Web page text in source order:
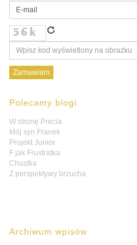
Polecamy blogi
W stronę Precla
Mój syn Franek
Projekt Junior
F jak Frustratka
Chustka
Z perspektywy brzucha
Archiwum wpisów